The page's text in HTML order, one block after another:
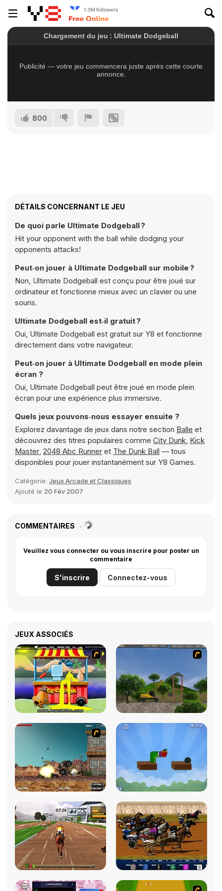
800
DÉTAILS CONCERNANT LE JEU
De quoi parle Ultimate Dodgeball ?
Hit your opponent with the ball while dodging your
opponents attacks!
Peut‑on jouer à Ultimate Dodgeball sur mobile ?
Non, Ultimate Dodgeball est conçu pour être joué sur
ordinateur et fonctionne mieux avec un clavier ou une
souris.
Ultimate Dodgeball est‑il gratuit ?
Oui, Ultimate Dodgeball est gratuit sur Y8 et fonctionne
directement dans votre navigateur.
Peut‑on jouer à Ultimate Dodgeball en mode plein
écran ?
Oui, Ultimate Dodgeball peut être joué en mode plein
écran pour une expérience plus immersive.
Quels jeux pouvons‑nous essayer ensuite ?
Explorez davantage de jeux dans notre section Balle et
découvrez des titres populaires comme City Dunk, Kick
Master, 2048 Abc Runner et The Dunk Ball — tous
disponibles pour jouer instantanément sur Y8 Games.
Catégorie: Jeux Arcade et Classiques
Ajouté le 20 Fév 2007
COMMENTAIRES
Veuillez vous connecter ou vous inscrire pour poster un
commentaire
S'inscrire Connectez-vous
JEUX ASSOCIÉS